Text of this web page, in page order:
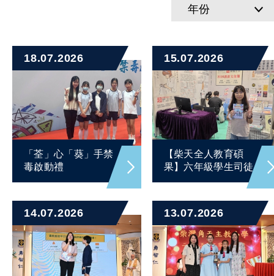
年份
18.07.2026
「荃」心「葵」手禁
毒啟動禮
15.07.2026
【柴天全人教育碩
果】六年級學生司徒...
14.07.2026 13.07.2026